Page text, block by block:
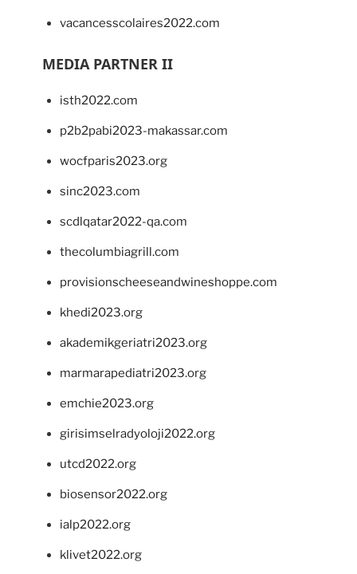
vacancesscolaires2022.com
MEDIA PARTNER II
isth2022.com
p2b2pabi2023-makassar.com
wocfparis2023.org
sinc2023.com
scdlqatar2022-qa.com
thecolumbiagrill.com
provisionscheeseandwineshoppe.com
khedi2023.org
akademikgeriatri2023.org
marmarapediatri2023.org
emchie2023.org
girisimselradyoloji2022.org
utcd2022.org
biosensor2022.org
ialp2022.org
klivet2022.org